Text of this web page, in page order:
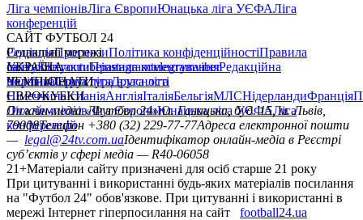
Ліга чемпіонівЛіга ЄвропиЮнацька ліга УЄФАЛіга
конференцій
САЙТ ФУТБОЛ 24
РедакціяПрогнозиПолітика конфіденційностіПравила
сайтуКонтактиПравила коментуванняРедакційна
політикаСтруктура власності
Соціальні мережі
facebookxyoutubeinstagramtelegramviber
УКРАЇНА
УкраїнаПерша лігаДруга ліга
ЧЕМПІОНАТИ
НімеччинаІспаніяАнгліяІталіяБельгіяМЛСНідерландиФранція
ЄВРОКУБКИ
Ліга чемпіонівЛіга ЄвропиЮнацька ліга УЄФАЛіга
конференцій
Онлайн-медіа «Футбол 24»пл. Галицька, буд. 15, м. Львів,
79008Телефон +380 (32) 229-77-77Адреса електронної пошти
— legal@24tv.com.uaІдентифікатор онлайн-медіа в Реєстрі
суб’єктів у сфері медіа — R40-06058
21+Матеріали сайту призначені для осіб старше 21 року
При цитуванні і використанні будь-яких матеріалів посилання
на "Футбол 24" обов'язкове. При цитуванні і використанні в
мережі Інтернет гіперпосилання на сайт
football24.ua